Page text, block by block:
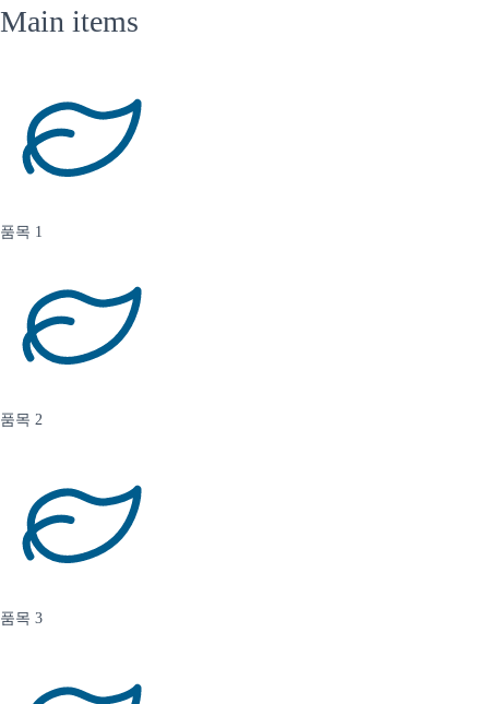
Main items​
품목 1
품목 2
품목 3